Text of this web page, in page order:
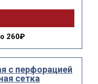
260₽
с перфорацией
сетка